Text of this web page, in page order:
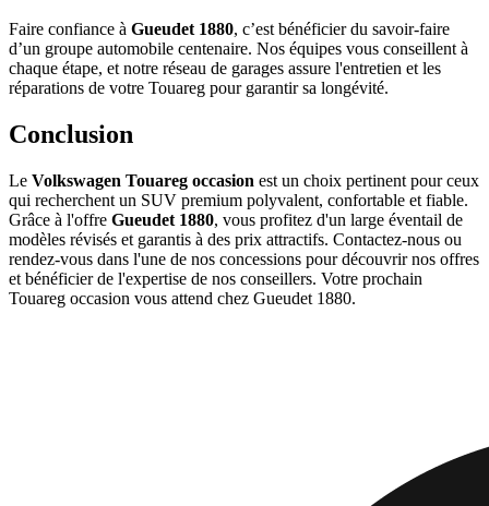
Faire confiance à Gueudet 1880, c’est bénéficier du savoir-faire
d’un groupe automobile centenaire. Nos équipes vous conseillent à
chaque étape, et notre réseau de garages assure l'entretien et les
réparations de votre Touareg pour garantir sa longévité.
Conclusion
Le Volkswagen Touareg occasion est un choix pertinent pour ceux
qui recherchent un SUV premium polyvalent, confortable et fiable.
Grâce à l'offre Gueudet 1880, vous profitez d'un large éventail de
modèles révisés et garantis à des prix attractifs. Contactez-nous ou
rendez-vous dans l'une de nos concessions pour découvrir nos offres
et bénéficier de l'expertise de nos conseillers. Votre prochain
Touareg occasion vous attend chez Gueudet 1880.